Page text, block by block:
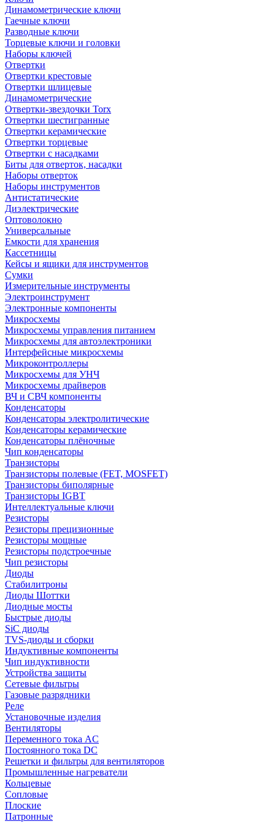
Динамометрические ключи
Гаечные ключи
Разводные ключи
Торцевые ключи и головки
Наборы ключей
Отвертки
Отвертки крестовые
Отвертки шлицевые
Динамометрические
Отвертки-звездочки Torx
Отвертки шестигранные
Отвертки керамические
Отвертки торцевые
Отвертки с насадками
Биты для отверток, насадки
Наборы отверток
Наборы инструментов
Антистатические
Диэлектрические
Оптоволокно
Универсальные
Емкости для хранения
Кассетницы
Кейсы и ящики для инструментов
Сумки
Измерительные инструменты
Электроинструмент
Электронные компоненты
Микросхемы
Микросхемы управления питанием
Микросхемы для автоэлектроники
Интерфейсные микросхемы
Микроконтроллеры
Микросхемы для УНЧ
Микросхемы драйверов
ВЧ и СВЧ компоненты
Конденсаторы
Конденсаторы электролитические
Конденсаторы керамические
Конденсаторы плёночные
Чип конденсаторы
Транзисторы
Транзисторы полевые (FET, MOSFET)
Транзисторы биполярные
Транзисторы IGBT
Интеллектуальные ключи
Резисторы
Резисторы прецизионные
Резисторы мощные
Резисторы подстроечные
Чип резисторы
Диоды
Стабилитроны
Диоды Шоттки
Диодные мосты
Быстрые диоды
SiC диоды
TVS-диоды и сборки
Индуктивные компоненты
Чип индуктивности
Устройства защиты
Сетевые фильтры
Газовые разрядники
Реле
Установочные изделия
Вентиляторы
Переменного тока AC
Постоянного тока DC
Решетки и фильтры для вентиляторов
Промышленные нагреватели
Кольцевые
Сопловые
Плоские
Патронные